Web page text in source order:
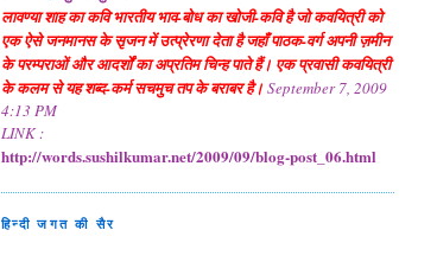
लावण्या शाह का कवि भारतीय भाव-बोध का खोजी-कवि है जो कवयित्री को
एक ऐसे जनमानस के सृजन में उत्प्रेरणा देता है जहाँ पाठक-वर्ग अपनी ज़मीन
के परम्पराओं और आदर्शों का अप्रतिम चिन्ह पाते हैं। एक प्रवासी कवयित्री
के कलम से यह शब्द-कर्म सचमुच तप के बराबर है। September 7, 2009
4:13 PM
LINK :
http://words.sushilkumar.net/2009/09/blog-post_06.html
हिन्दी जगत की सैर